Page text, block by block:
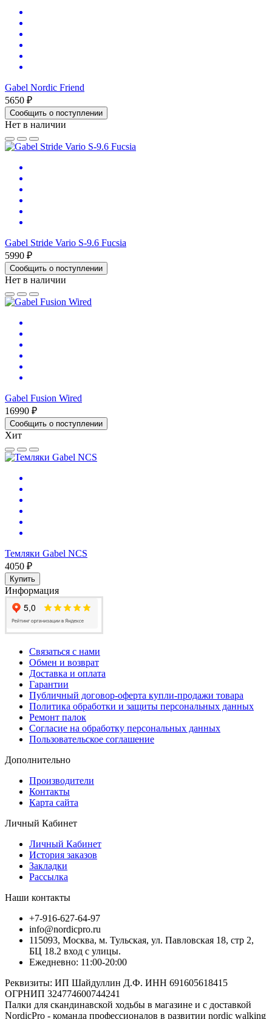
Gabel Nordic Friend
5650 ₽
Сообщить о поступлении
Нет в наличии
Gabel Stride Vario S-9.6 Fucsia
5990 ₽
Сообщить о поступлении
Нет в наличии
Gabel Fusion Wired
16990 ₽
Сообщить о поступлении
Хит
Темляки Gabel NCS
4050 ₽
Купить
Информация
Связаться с нами
Обмен и возврат
Доставка и оплата
Гарантии
Публичный договор-оферта купли-продажи товара
Политика обработки и защиты персональных данных
Ремонт палок
Согласие на обработку персональных данных
Пользовательское соглашение
Дополнительно
Производители
Контакты
Карта сайта
Личный Кабинет
Личный Кабинет
История заказов
Закладки
Рассылка
Наши контакты
+7-916-627-64-97
info@nordicpro.ru
115093, Москва, м. Тульская, ул. Павловская 18, стр 2,
БЦ 18.2 вход с улицы.
Ежедневно: 11:00-20:00
Реквизиты: ИП Шайдуллин Д.Ф. ИНН 691605618415
ОГРНИП 324774600744241
Палки для скандинавской ходьбы в магазине и с доставкой
NordicPro - команда профессионалов в развитии nordic walking